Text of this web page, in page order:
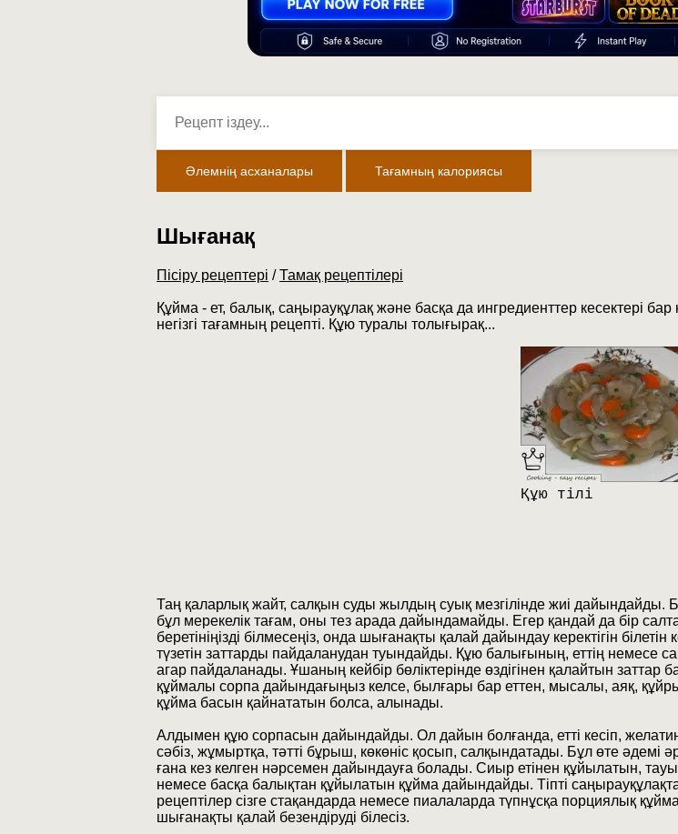
Әлемнің асханалары Тағамның калориясы
Шығанақ
Пісіру рецептері /Тамақ рецептілері
Құйма - ет, балық, саңырауқұлақ және басқа да ингредиенттер кесектері
негізгі тағамның рецепті. Құю туралы толығырақ...
Құю тілі
Таң қаларлық жайт, салқын суды жылдың суық мезгілінде жиі дайындайды.
бұл мерекелік тағам, оны тез арада дайындамайды. Егер қандай да бір
беретініңізді білмесеңіз, онда шығанақты қалай дайындау керектігін
түзетін заттарды пайдаланудан туындайды. Құю балығының, еттің немесе
агар пайдаланады. Ұшаның кейбір бөліктерінде өздігінен қалайтын заттар
құймалы сорпа дайындағыңыз келсе, былғары бар еттен, мысалы, аяқ,
құйма басын қайнататын болса, алынады.
Алдымен құю сорпасын дайындайды. Ол дайын болғанда, етті кесіп,
сәбіз, жұмыртқа, тәтті бұрыш, көкөніс қосып, салқындатады. Бұл өте
ғана кез келген нәрсемен дайындауға болады. Сиыр етінен құйылатын,
немесе басқа балықтан құйылатын құйма дайындайды. Тіпті
рецептілер сізге стақандарда немесе пиалаларда түпнұсқа порциялық
шығанақты қалай безендіруді білесіз.